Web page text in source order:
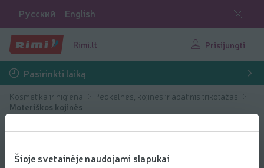
Šioje svetainėje naudojami slapukai
Русский English
Rimi.lt Prisijungti
Pasirinkti laiką
Kosmetika ir higiena
Pėdkelnės, kojinės ir apatinis trikotažas
Moteriškos kojinės